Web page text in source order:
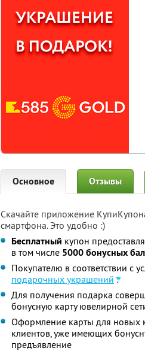
Основное Отзывы
Скачайте приложение
смартфона. Это удобно :)
Бесплатный купон
в том числе 5000 бонусных
Покупателю в соответствии с
подарочных украшений :
Для получения подарка
бонусную карту ювелирной
Оформление карты для новых
клиентов, уже имеющих
предъявление